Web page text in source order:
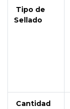
Tipo de
Sellado
Cantidad